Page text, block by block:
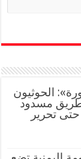
الحوثيون
طريق مسدود
تحرير